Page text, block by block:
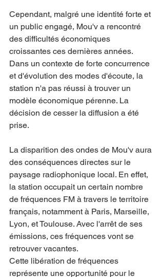
Cependant, malgré une identité forte et
un public engagé, Mou'v a rencontré
des difficultés économiques
croissantes ces dernières années.
Dans un contexte de forte concurrence
et d'évolution des modes d'écoute, la
station n'a pas réussi à trouver un
modèle économique pérenne. La
décision de cesser la diffusion a été
prise.
La disparition des ondes de Mou'v aura
des conséquences directes sur le
paysage radiophonique local. En effet,
la station occupait un certain nombre
de fréquences FM à travers le territoire
français, notamment à Paris, Marseille,
Lyon, et Toulouse. Avec l'arrêt de ses
émissions, ces fréquences vont se
retrouver vacantes.
Cette libération de fréquences
représente une opportunité pour le